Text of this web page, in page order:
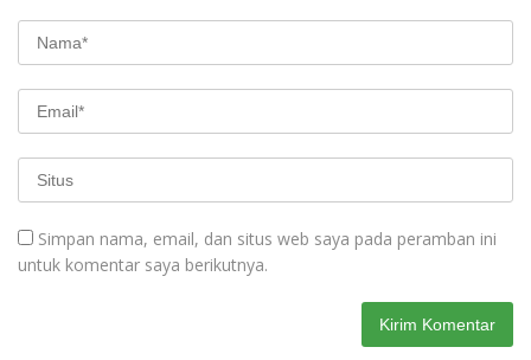
Simpan nama, email, dan situs web saya pada peramban ini
untuk komentar saya berikutnya.